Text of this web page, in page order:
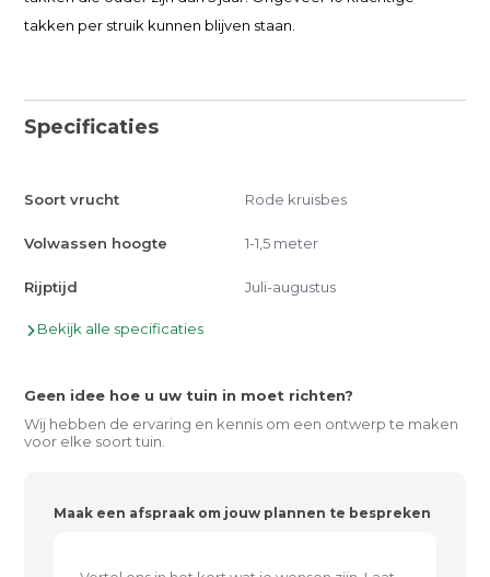
takken per struik kunnen blijven staan.
Specificaties
Soort vrucht Rode kruisbes
Volwassen hoogte 1-1,5 meter
Rijptijd Juli-augustus
Bekijk alle specificaties
Geen idee hoe u uw tuin in moet richten?
Wij hebben de ervaring en kennis om een ontwerp te maken
voor elke soort tuin.
Maak een afspraak om jouw plannen te bespreken